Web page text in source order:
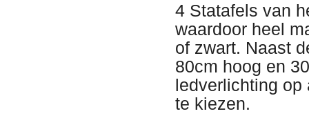
4 Statafels van
waardoor heel
of zwart. Naast
80cm hoog en
ledverlichting op
te kiezen.